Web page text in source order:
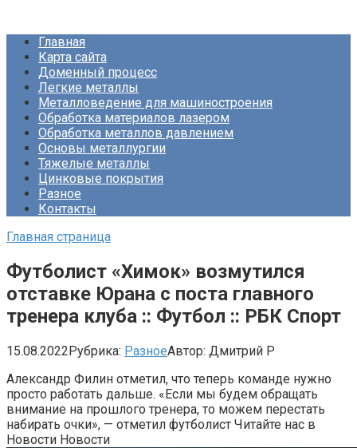
контентуГлавная
Карта сайта
Доменный процесс
Легкие металлы
Металловедение для машиностроения
Обработка материалов лазером
Обработка металлов давлением
Основы металлургии
Тяжелые металлы
Цинковые покрытия
Разное
Контакты
Главная страница
Футболист «Химок» возмутился
отставке Юрана с поста главного
тренера клуба :: Футбол :: РБК Спорт
15.08.2022Рубрика: РазноеАвтор: Дмитрий Р
Александр Филин отметил, что теперь команде нужно
просто работать дальше. «Если мы будем обращать
внимание на прошлого тренера, то можем перестать
набирать очки», — отметил футболист Читайте нас в
Новости Новости